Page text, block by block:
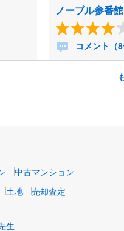
ノーブル参番館
コメント（8
中古マンション
土地 売却査定
生